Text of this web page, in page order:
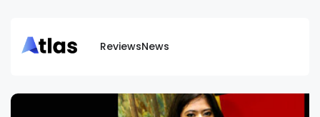
ReviewsNews